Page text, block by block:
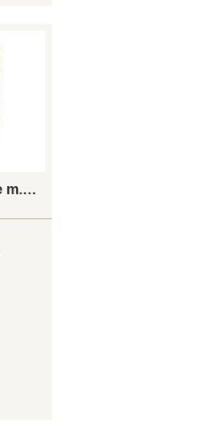
Oliven grønne m.pimento 935g